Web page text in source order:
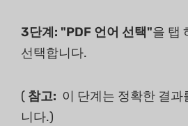
3단계: "PDF 언어 선택"을 탭
선택합니다.
( 참고: 이 단계는 정확한 결과
니다.)